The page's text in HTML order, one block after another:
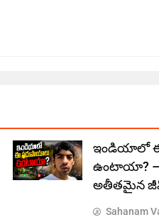
ఇండియాలో‌
ఉంటాయా? –
అతీతమైన
Sahanam